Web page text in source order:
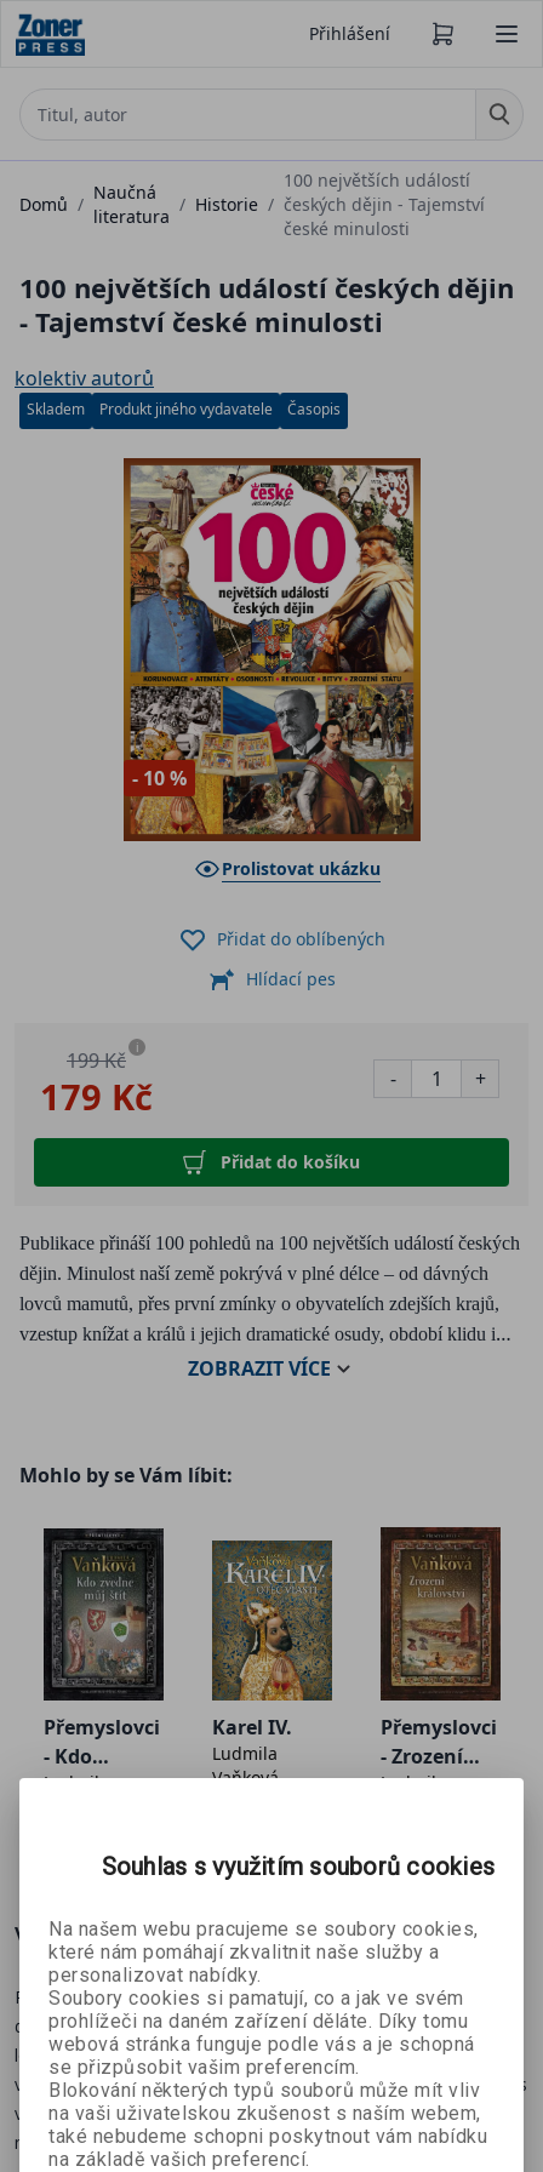
Přihlášení
Domů /
Naučná
literatura
/ Historie /
100 největších událostí
českých dějin - Tajemství
české minulosti
100 největších událostí českých dějin
- Tajemství české minulosti
kolektiv autorů
Skladem Produkt jiného vydavatele Časopis
- 10 %
Prolistovat ukázku
179 Kč
199 Kč i
- +
Přidat do košíku
Přidat do oblíbených
Hlídací pes
Publikace přináší 100 pohledů na 100 největších událostí českých
dějin. Minulost naší země pokrývá v plné délce – od dávných
lovců mamutů, přes první zmínky o obyvatelích zdejších krajů,
vzestup knížat a králů i jejich dramatické osudy, období klidu i
čas válek a revolucí, až po vznik moderního českého státu a
zpracované příběhy, souvislosti a analýzy. Přejeme si,
Tajemství české minulosti spojí do spletitého příběhu s
koncem, který je stále otevřený. Historie, včetně té
naší, je živá.
Osudy mocných
Vzestupy a pády knížat, králů, císařů i prezidentů
Boj o národ
Pokusy o svobodný stát i život pod nadvládou sousedů
Milníky umění, vědy, náboženství a sportu
Dramatické okamžiky
Památné bitvy a velké revoluce, které měnily směr dějin
ZOBRAZITVÍCE
Mohlo by se Vám líbit:
Přemyslovci
- Kdo
zvedne můj
Ludmila
Karel IV.
Ludmila
Vaňková
Přemyslovci
- Zrození
království
Ludmila
Více o knize
Publikace přináší 100 pohledů na 100 největších událostí českých
dějin. Minulost naší země pokrývá v plné délce – od dávných
lovců mamutů, přes první zmínky o obyvatelích zdejších krajů,
vzestup knížat a králů i jejich dramatické osudy, období klidu i čas
válek a revolucí, až po vznik moderního českého státu a
nedávnou historii.
Souhlas s využitím souborů cookies
Na našem webu pracujeme se soubory cookies,
které nám pomáhají zkvalitnit naše služby a
personalizovat nabídky.
Soubory cookies si pamatují, co a jak ve svém
prohlížeči na daném zařízení děláte. Díky tomu
webová stránka funguje podle vás a je schopná
se přizpůsobit vašim preferencím.
Blokování některých typů souborů může mít vliv
na vaši uživatelskou zkušenost s naším webem,
také nebudeme schopni poskytnout vám nabídku
na základě vašich preferencí.